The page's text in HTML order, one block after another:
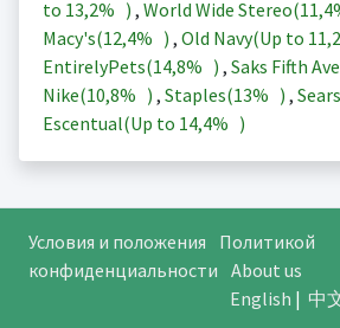
to 13,2% ) , World Wide Stereo(
Macy's(12,4% ) , Old Navy(Up to
EntirelyPets(14,8% ) , Saks Fifth
Nike(10,8% ) , Staples(13% ) ,
Escentual(Up to 14,4% )
Условия и положения
Политикой
конфиденциальности About us
English | 中